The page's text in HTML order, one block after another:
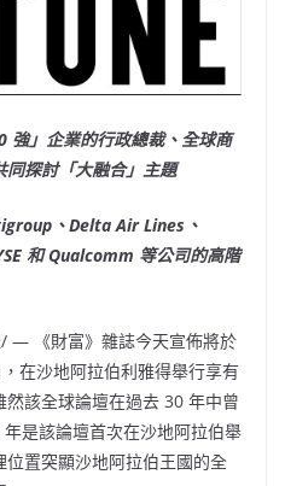
強」企業的行政總裁、全球商
探討「大融合」主題
、Delta Air Lines、
和 Qualcomm 等公司的高階
— 《財富》雜誌今天宣佈將於
在沙地阿拉伯利雅得舉行享有
該全球論壇在過去 30 年中曾
是該論壇首次在沙地阿拉伯舉
置突顯沙地阿拉伯王國的全